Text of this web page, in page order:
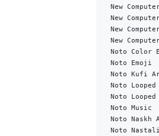
New
New
New
New
Noto Color
Noto Emoji
Noto Kufi
Noto Looped
Noto
Noto Music
Noto Naskh
Noto